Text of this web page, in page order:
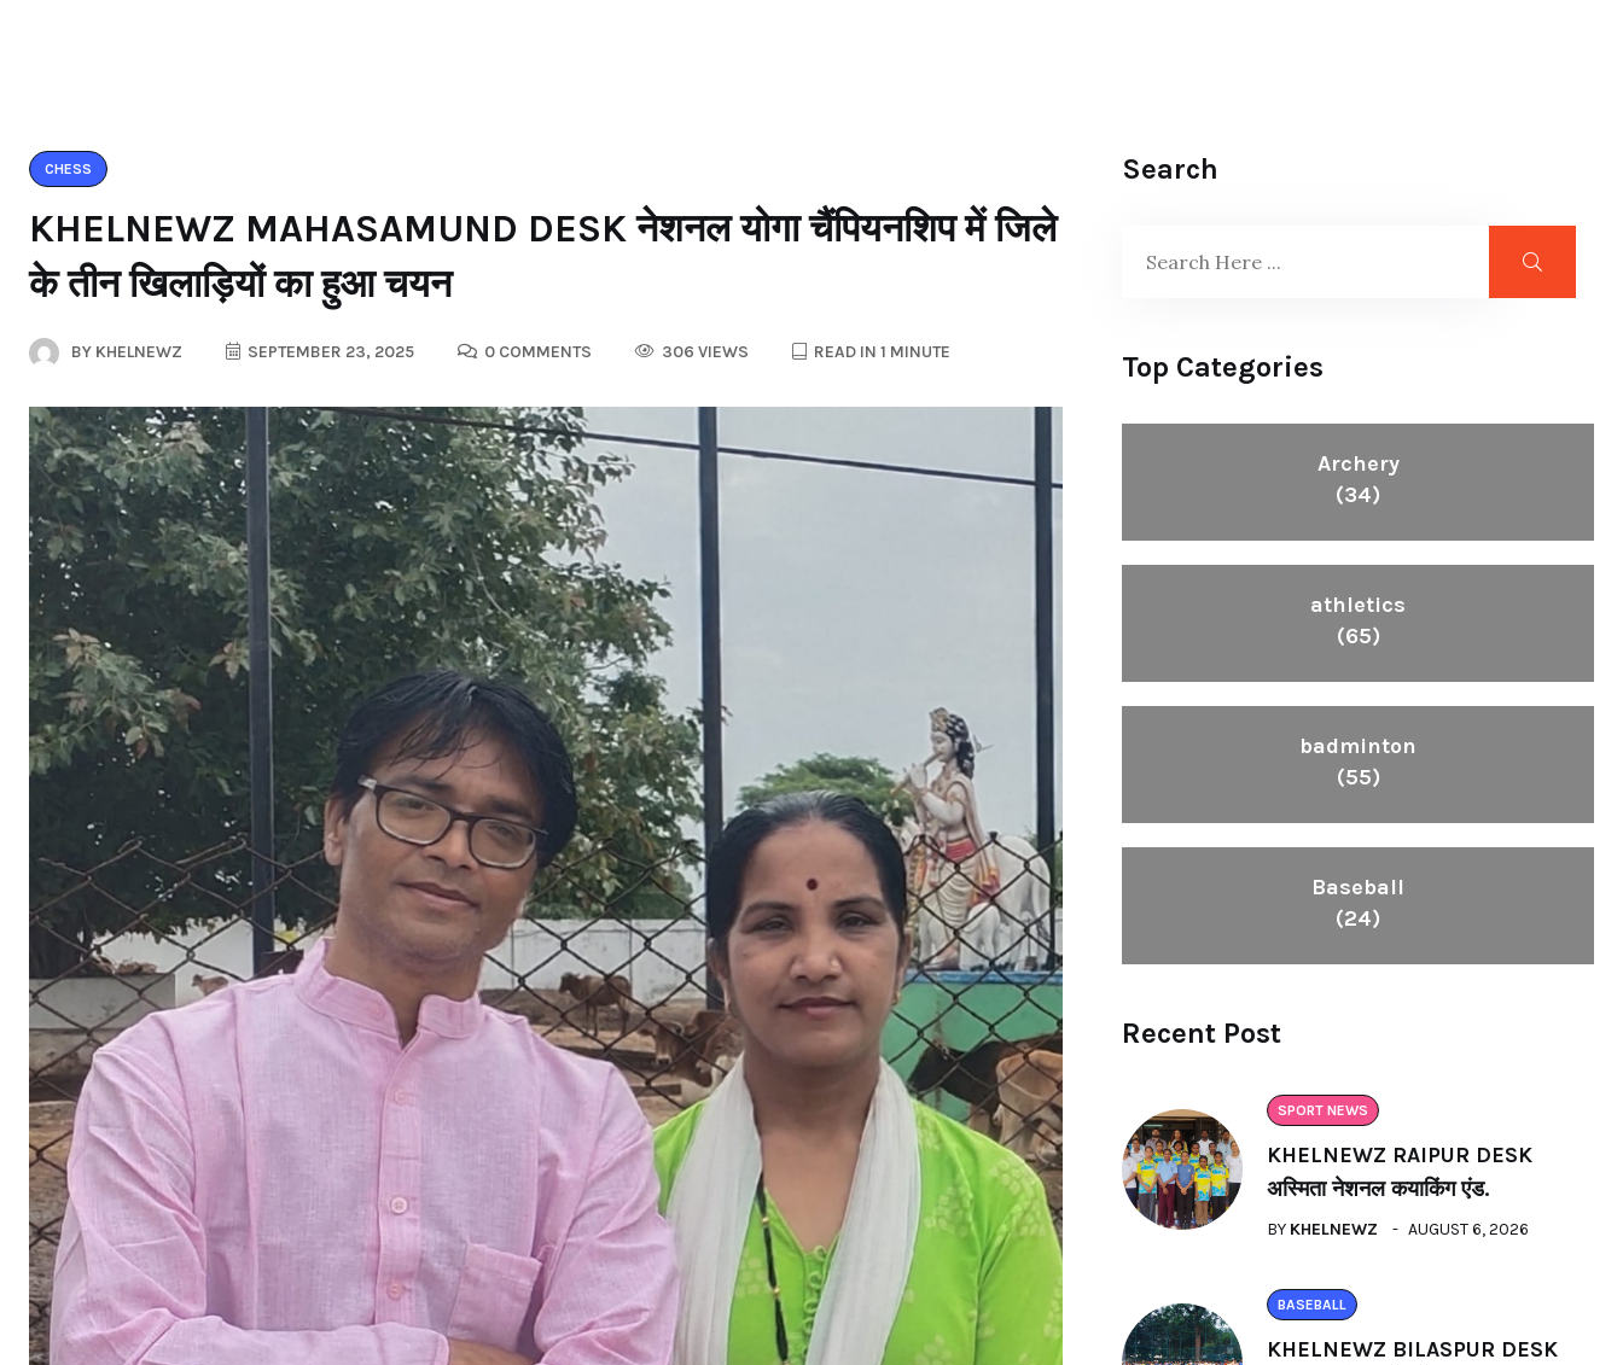
CHESS
KHELNEWZ MAHASAMUND DESK नेशनल योगा चैंपियनशिप में जिले
के तीन खिलाड़ियों का हुआ चयन
BY KHELNEWZ SEPTEMBER 23, 2025 0 COMMENTS 306 VIEWS READ IN 1 MINUTE
Search
Top Categories
Archery
(34)
athletics
(65)
badminton
(55)
Baseball
(24)
Recent Post
SPORT NEWS
KHELNEWZ RAIPUR DESK
अस्मिता नेशनल कयाकिंग एंड.
BY KHELNEWZ AUGUST 6, 2026
BASEBALL
KHELNEWZ BILASPUR DESK